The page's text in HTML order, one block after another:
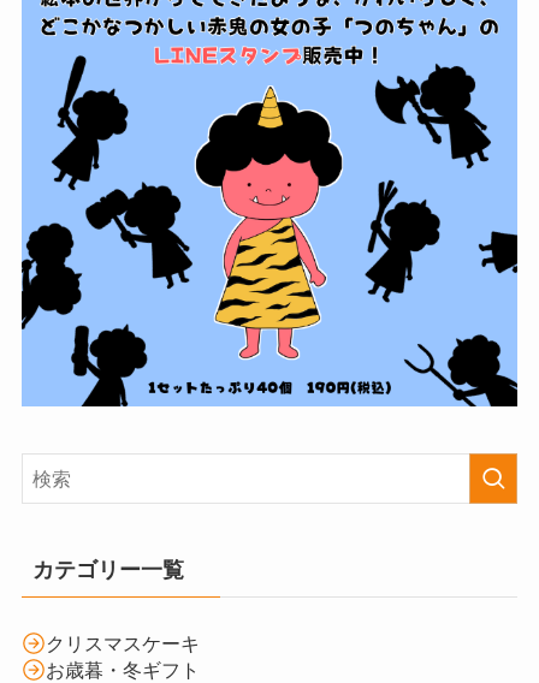
カテゴリー一覧
クリスマスケーキ
お歳暮・冬ギフト